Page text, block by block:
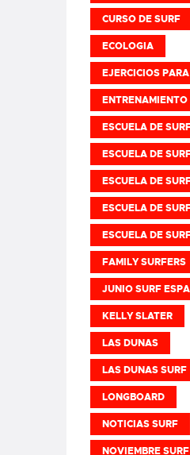
CURSO DE SURF
ECOLOGIA
EJERCICIOS
ENTRENAMIENTO
ESCUELA DE
ESCUELA DE
ESCUELA DE
ESCUELA DE
ESCUELA DE
FAMILY SURFERS
JUNIO SURF
KELLY SLATER
LAS DUNAS
LAS DUNAS SURF
LONGBOARD
NOTICIAS SURF
NOVIEMBRE